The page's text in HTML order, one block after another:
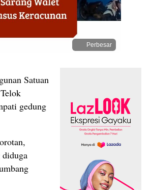
Perbesar
Satuan
gedung
diduga